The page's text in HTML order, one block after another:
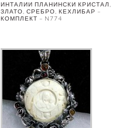
ИНТАЛИИ ПЛАНИНСКИ КРИСТАЛ,
ЗЛАТО, СРЕБРО, КЕХЛИБАР –
КОМПЛЕКТ – N774